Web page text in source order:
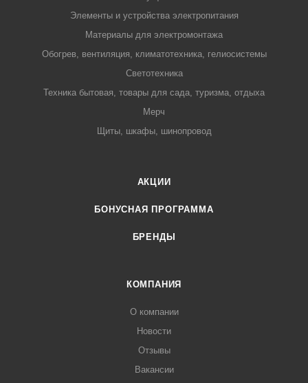
Элементы и устройства электропитания
Материалы для электромонтажа
Обогрев, вентиляция, климатотехника, гелиосистемы
Светотехника
Техника бытовая, товары для сада, туризма, отдыха
Мерч
Щиты, шкафы, шинопровод
АКЦИИ
БОНУСНАЯ ПРОГРАММА
БРЕНДЫ
КОМПАНИЯ
О компании
Новости
Отзывы
Вакансии